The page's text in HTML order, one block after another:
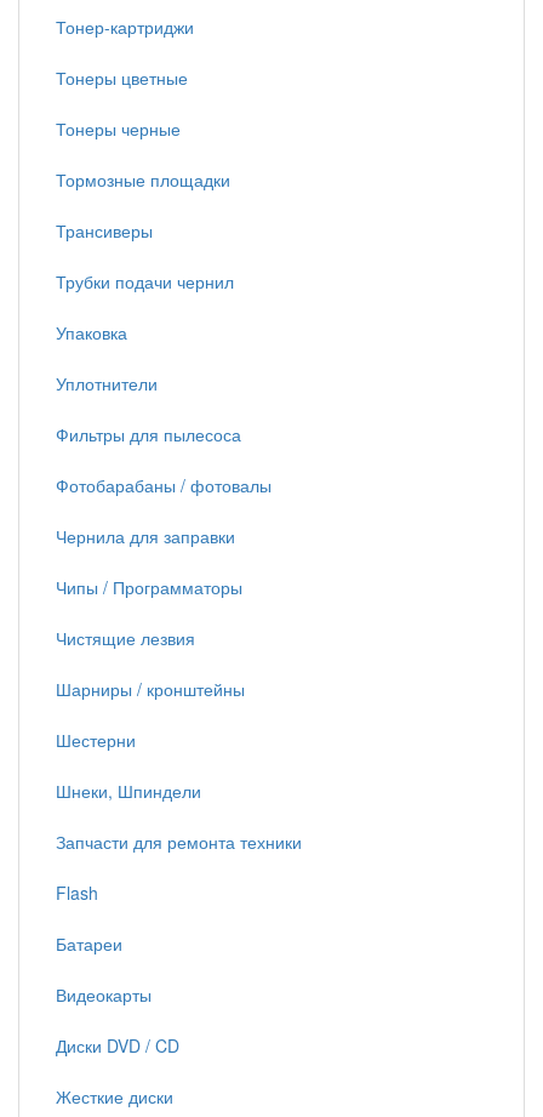
Тонер-картриджи
Тонеры цветные
Тонеры черные
Тормозные площадки
Трансиверы
Трубки подачи чернил
Упаковка
Уплотнители
Фильтры для пылесоса
Фотобарабаны / фотовалы
Чернила для заправки
Чипы / Программаторы
Чистящие лезвия
Шарниры / кронштейны
Шестерни
Шнеки, Шпиндели
Запчасти для ремонта техники
Flash
Батареи
Видеокарты
Диски DVD / CD
Жесткие диски